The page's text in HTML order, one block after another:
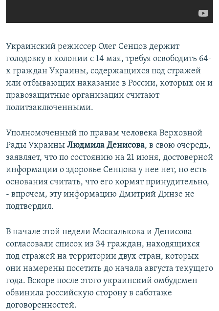
Украинский режиссер Олег Сенцов держит
голодовку в колонии с 14 мая, требуя освободить 64-
х граждан Украины, содержащихся под стражей
или отбывающих наказание в России, которых он и
правозащитные организации считают
политзаключенными.
Уполномоченный по правам человека Верховной
Рады Украины Людмила Денисова, в свою очередь,
заявляет, что по состоянию на 21 июня, достоверной
информации о здоровье Сенцова у нее нет, но есть
основания считать, что его кормят принудительно,
- впрочем, эту информацию Дмитрий Динзе не
подтвердил.
В начале этой недели Москалькова и Денисова
согласовали список из 34 граждан, находящихся
под стражей на территории двух стран, которых
они намерены посетить до начала августа текущего
года. Вскоре после этого украинский омбудсмен
обвинила российскую сторону в саботаже
договоренностей.